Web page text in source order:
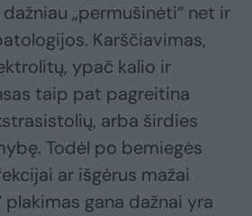
„permušinėti“ net ir
Karščiavimas,
ypač kalio ir
taip pat pagreitina
arba širdies
Todėl po bemiegės
ar išgėrus mažai
plakimas gana dažnai yra